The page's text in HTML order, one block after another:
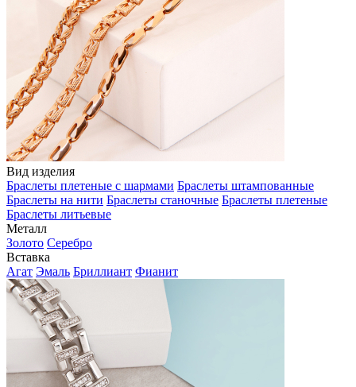
Вид изделия
Браслеты плетеные с шармами Браслеты штампованные
Браслеты на нити Браслеты станочные Браслеты плетеные
Браслеты литьевые
Металл
Золото Серебро
Вставка
Агат Эмаль Бриллиант Фианит